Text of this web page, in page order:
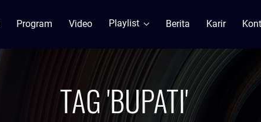
Program Video Playlist Berita Karir
TAG 'BUPATI'